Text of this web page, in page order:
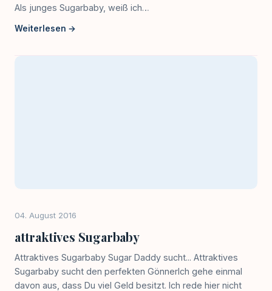
Als junges Sugarbaby, weiß ich…
Weiterlesen →
04. August 2016
attraktives Sugarbaby
Attraktives Sugarbaby Sugar Daddy sucht... Attraktives
Sugarbaby sucht den perfekten GönnerIch gehe einmal
davon aus, dass Du viel Geld besitzt. Ich rede hier nicht